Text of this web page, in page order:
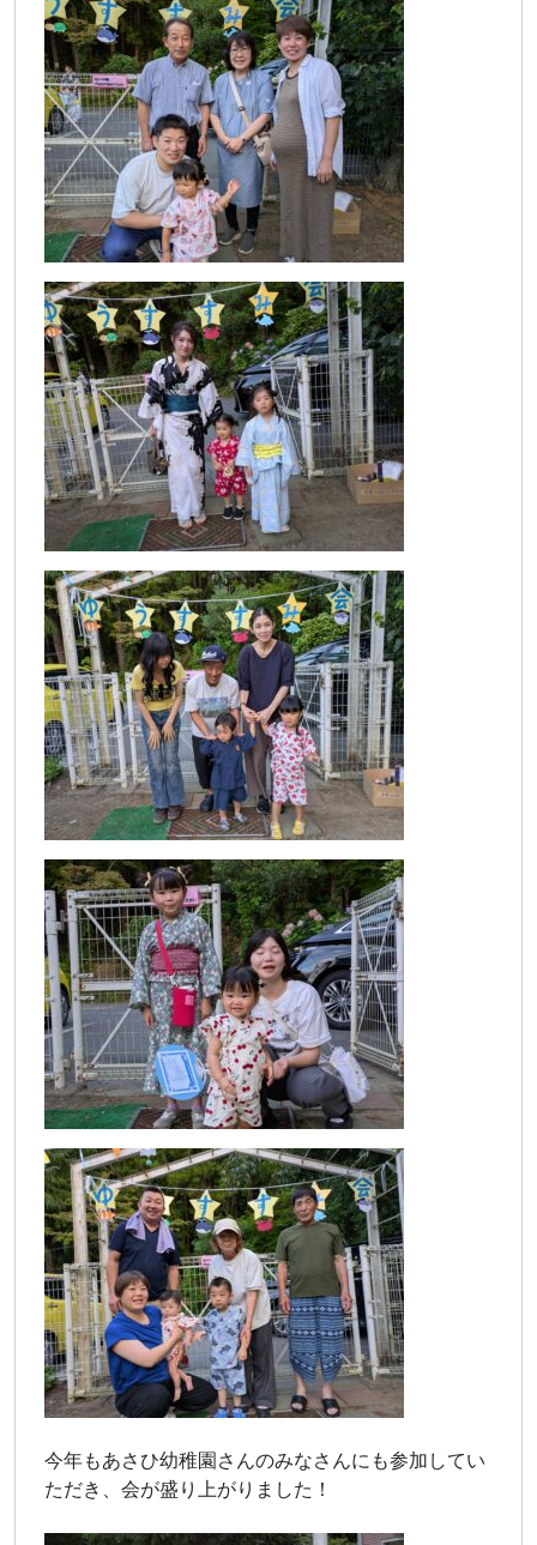
今年もあさひ幼稚園さんのみなさんにも参加してい
ただき、会が盛り上がりました！